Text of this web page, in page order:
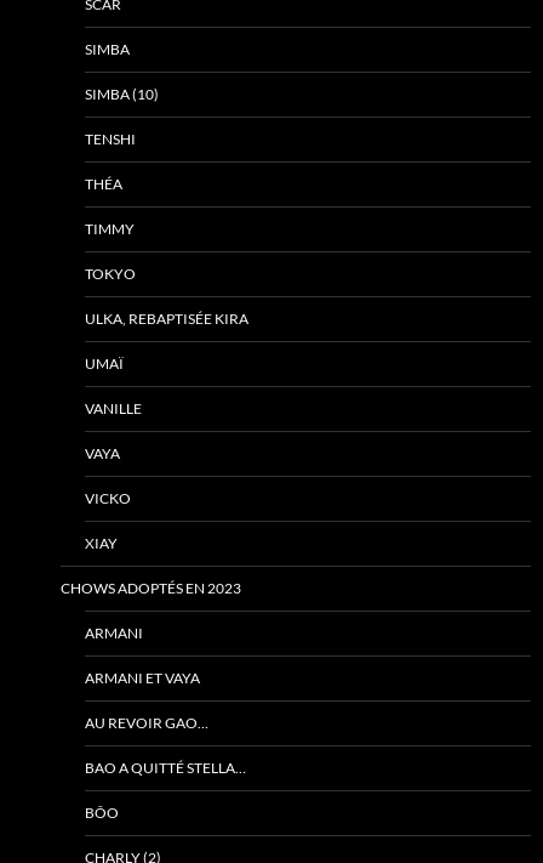
SCAR
SIMBA
SIMBA (10)
TENSHI
THÉA
TIMMY
TOKYO
ULKA, REBAPTISÉE KIRA
UMAÏ
VANILLE
VAYA
VICKO
XIAY
CHOWS ADOPTÉS EN 2023
ARMANI
ARMANI ET VAYA
AU REVOIR GAO…
BAO A QUITTÉ STELLA…
BÔO
CHARLY (2)